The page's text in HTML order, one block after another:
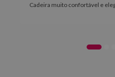
Cadeira muito confortável e